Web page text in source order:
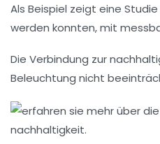
Als Beispiel zeigt eine
werden konnten, mit
Die Verbindung zur
Beleuchtung nicht